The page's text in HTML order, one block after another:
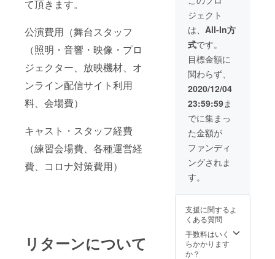
て頂きます。
公演費用（舞台スタッフ
（照明・音響・映像・プロ
ジェクター、放映機材、オ
ンライン配信サイト利用
料、会場費）
キャスト・スタッフ経費
（練習会場費、各種運営経
費、コロナ対策費用）
リターンについて
DVD ■
ご説明
学園の
魅力が
ぎっし
り詰
まっ
た、大
変お得
なセッ
トで
す。全
てを手
に入れ
るな
オスス
メで
す。 ・
定価
20,000
円分の
た、大
変お得
なセッ
トで
す。全
てを手
に入れ
るな
ちらが
オスス
メで
す。 ・
定価
15,000
円分の
な価格
になっ
ていま
す ■ご
注意 ・
それぞ
ご説明
・花村
学園の
魅力が
ぎっし
り詰
まっ
た、大
変お得
なセッ
トで
す。全
てを手
に入れ
るな
ら、こ
ちらが
す。 ・
15,000
円分の
セット
がお得
・花村
学園オ
リジナ
ル フ
ラワー
ペン
ペンは1
本入り
です。
色の指
定は出
来ませ
ん。 ・
DVD：
12/26（
土）の
公演の
DVD ■
・花村
学園の
オリジ
ナル
グッズ
通費・
諸経費
はお客
様ご負
担とな
ります
■リター
ン内容
・出
前！
花村学
園 ■ご
説明 ・
花村学
園キャ
スト
が、お
魔して
ケース
をご披
露させ
て頂き
ます。
ジェクト
は、 All-In方
式です。
目標金額に
関わらず、
2020/12/04
23:59:59ま
でに集まっ
た金額が
ファンディ
ングされま
す。
支援に関するよ
くある質問
手数料はいく
らかかります
か？